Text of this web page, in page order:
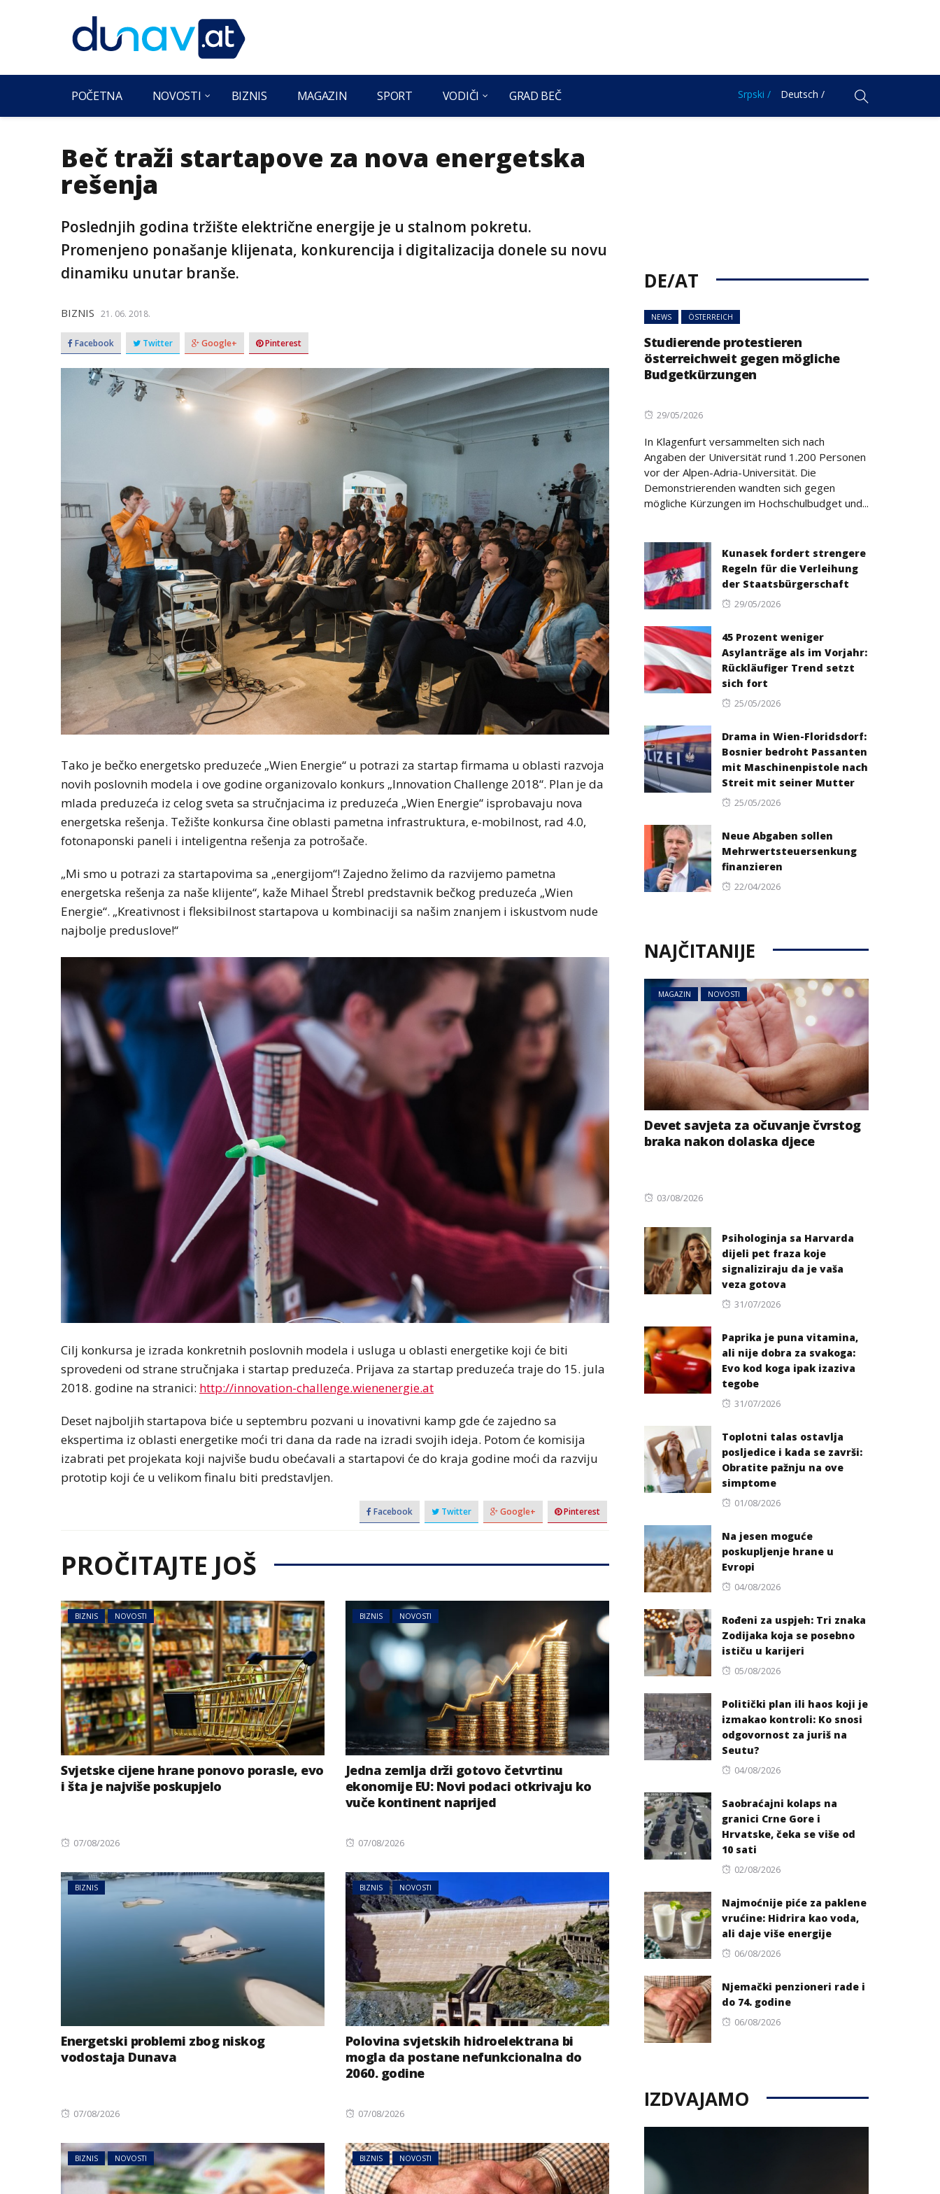
POČETNA NOVOSTI BIZNIS MAGAZIN SPORT VODIČI GRAD BEČ Srpski / Deutsch /
Beč traži startapove za nova energetska
rešenja
Poslednjih godina tržište električne energije je u stalnom pokretu.
Promenjeno ponašanje klijenata, konkurencija i digitalizacija donele su novu
dinamiku unutar branše.
BIZNIS 21. 06. 2018.
Facebook Twitter Google+ Pinterest
Tako je bečko energetsko preduzeće „Wien Energie“ u potrazi za startap firmama u oblasti razvoja
novih poslovnih modela i ove godine organizovalo konkurs „Innovation Challenge 2018“. Plan je da
mlada preduzeća iz celog sveta sa stručnjacima iz preduzeća „Wien Energie“ isprobavaju nova
energetska rešenja. Težište konkursa čine oblasti pametna infrastruktura, e-mobilnost, rad 4.0,
fotonaponski paneli i inteligentna rešenja za potrošače.
„Mi smo u potrazi za startapovima sa „energijom“! Zajedno želimo da razvijemo pametna
energetska rešenja za naše klijente“, kaže Mihael Štrebl predstavnik bečkog preduzeća „Wien
Energie“. „Kreativnost i fleksibilnost startapova u kombinaciji sa našim znanjem i iskustvom nude
najbolje preduslove!“
Cilj konkursa je izrada konkretnih poslovnih modela i usluga u oblasti energetike koji će biti
sprovedeni od strane stručnjaka i startap preduzeća. Prijava za startap preduzeća traje do 15. jula
2018. godine na stranici: http://innovation-challenge.wienenergie.at
Deset najboljih startapova biće u septembru pozvani u inovativni kamp gde će zajedno sa
ekspertima iz oblasti energetike moći tri dana da rade na izradi svojih ideja. Potom će komisija
izabrati pet projekata koji najviše budu obećavali a startapovi će do kraja godine moći da razviju
prototip koji će u velikom finalu biti predstavljen.
Facebook Twitter Google+ Pinterest
PROČITAJTE JOŠ
BIZNIS NOVOSTI
Svjetske cijene hrane ponovo porasle, evo
i šta je najviše poskupjelo
Posted
07/08/2026
BIZNIS NOVOSTI
Jedna zemlja drži gotovo četvrtinu
ekonomije EU: Novi podaci otkrivaju ko
vuče kontinent naprijed
Posted
07/08/2026
BIZNIS
Energetski problemi zbog niskog
vodostaja Dunava
Posted
07/08/2026
BIZNIS NOVOSTI
Polovina svjetskih hidroelektrana bi
mogla da postane nefunkcionalna do
2060. godine
Posted
07/08/2026
BIZNIS NOVOSTI BIZNIS NOVOSTI
DE/AT
NEWS ÖSTERREICH
Studierende protestieren
österreichweit gegen mögliche
Budgetkürzungen
Posted
29/05/2026
In Klagenfurt versammelten sich nach
Angaben der Universität rund 1.200 Personen
vor der Alpen-Adria-Universität. Die
Demonstrierenden wandten sich gegen
mögliche Kürzungen im Hochschulbudget und...
Kunasek fordert strengere
Regeln für die Verleihung
der Staatsbürgerschaft
Posted
29/05/2026
45 Prozent weniger
Asylanträge als im Vorjahr:
Rückläufiger Trend setzt
sich fort
Posted
25/05/2026
Drama in Wien-Floridsdorf:
Bosnier bedroht Passanten
mit Maschinenpistole nach
Streit mit seiner Mutter
Posted
25/05/2026
Neue Abgaben sollen
Mehrwertsteuersenkung
finanzieren
Posted
22/04/2026
NAJČITANIJE
MAGAZIN NOVOSTI
Devet savjeta za očuvanje čvrstog
braka nakon dolaska djece
Posted
03/08/2026
Psihologinja sa Harvarda
dijeli pet fraza koje
signaliziraju da je vaša
veza gotova
Posted
31/07/2026
Paprika je puna vitamina,
ali nije dobra za svakoga:
Evo kod koga ipak izaziva
tegobe
Posted
31/07/2026
Toplotni talas ostavlja
posljedice i kada se završi:
Obratite pažnju na ove
simptome
Posted
01/08/2026
Na jesen moguće
poskupljenje hrane u
Evropi
Posted
04/08/2026
Rođeni za uspjeh: Tri znaka
Zodijaka koja se posebno
ističu u karijeri
Posted
05/08/2026
Politički plan ili haos koji je
izmakao kontroli: Ko snosi
odgovornost za juriš na
Seutu?
Posted
04/08/2026
Saobraćajni kolaps na
granici Crne Gore i
Hrvatske, čeka se više od
10 sati
Posted
02/08/2026
Najmoćnije piće za paklene
vrućine: Hidrira kao voda,
ali daje više energije
Posted
06/08/2026
Njemački penzioneri rade i
do 74. godine
Posted
06/08/2026
IZDVAJAMO